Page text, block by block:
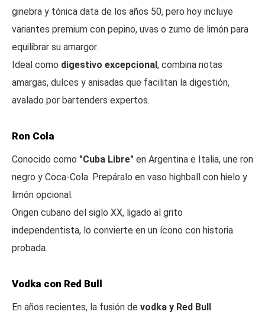
ginebra y tónica data de los años 50, pero hoy incluye
variantes premium con pepino, uvas o zumo de limón para
equilibrar su amargor.
Ideal como digestivo excepcional, combina notas
amargas, dulces y anisadas que facilitan la digestión,
avalado por bartenders expertos.
Ron Cola
Conocido como "Cuba Libre" en Argentina e Italia, une ron
negro y Coca-Cola. Prepáralo en vaso highball con hielo y
limón opcional.
Origen cubano del siglo XX, ligado al grito
independentista, lo convierte en un ícono con historia
probada.
Vodka con Red Bull
En años recientes, la fusión de vodka y Red Bull